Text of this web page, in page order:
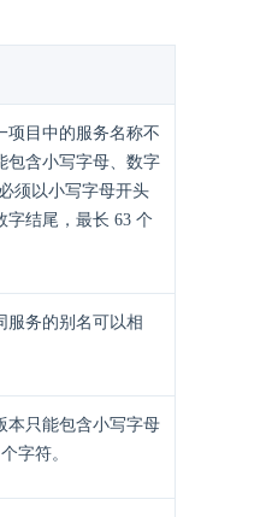
项目中的服务名称不
包含小写字母、数字
须以小写字母开头
字结尾，最长 63 个
服务的别名可以相
本只能包含小写字母
字符。